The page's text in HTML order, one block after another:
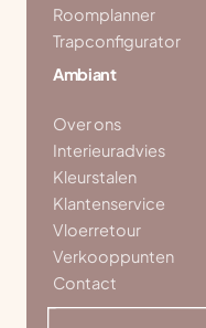
Roomplanner
Trapconfigurator
Ambiant
Over ons
Interieuradvies
Kleurstalen
Klantenservice
Vloerretour
Verkooppunten
Contact